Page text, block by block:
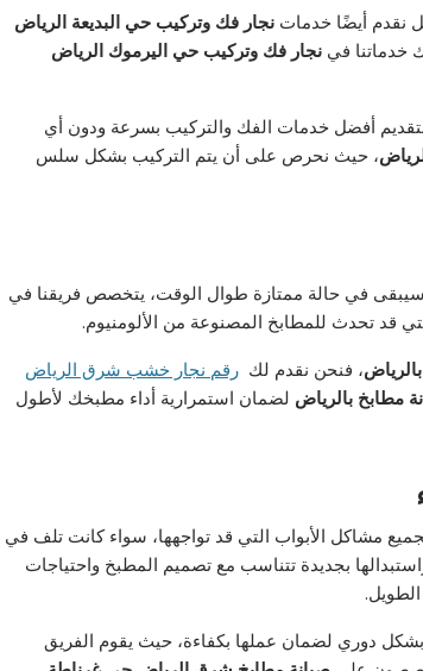
نقدم أيضًا خدمات نجار فك وتركيب حي البديعة الرياض
خدماتنا في نجار فك وتركيب حي اليرموك الرياض
لتقديم أفضل خدمات الفك والتركيب بسرعة ودون أي
، حيث نحرص على أن يتم التركيب بشكل سلس
في حالة ممتازة طوال الوقت، يتخصص فريقنا في
قد تحدث للمطابخ المصنوعة من الألومنيوم.
، فنحن نقدم لك رقم نجار خشب شرق الرياض
مطابخ بالرياض لضمان استمرارية أداء مطبخك لأطول
مشاكل الأبواب التي قد تواجهها، سواء كانت تلف في
بجديدة تتناسب مع تصميم المطبخ واحتياجات
بشكل دوري لضمان عملها بكفاءة، حيث يقوم الفريق